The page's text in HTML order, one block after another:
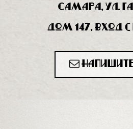
Самара, ул.
дом 147, вход с